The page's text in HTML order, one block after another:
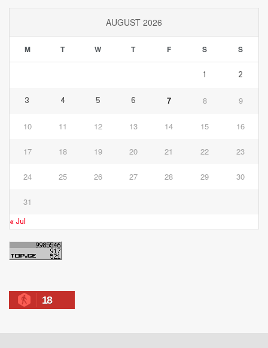
AUGUST 2026
M T W T F S S
1 2
3 4 5 6 7 8 9
10 11 12 13 14 15 16
17 18 19 20 21 22 23
24 25 26 27 28 29 30
31
« Jul
18